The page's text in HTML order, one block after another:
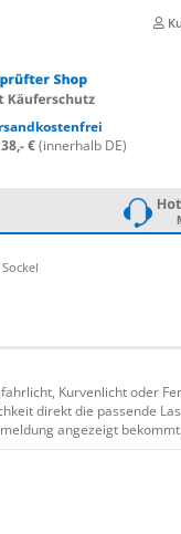
€(innerhalb DE)
Kurvenlicht oder
direkt die passende
angezeigt bekommt.